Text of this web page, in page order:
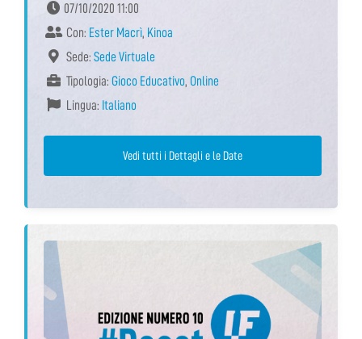
07/10/2020 11:00
Con: Ester Macrì, Kinoa
Sede: Sede Virtuale
Tipologia: Gioco Educativo, Online
Lingua: Italiano
Vedi tutti i Dettagli e le Date